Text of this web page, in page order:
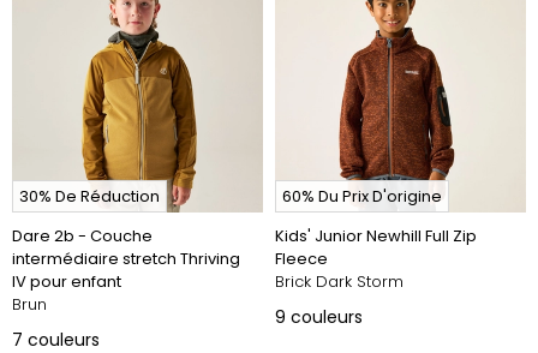
30% De Réduction
Dare 2b - Couche
intermédiaire stretch Thriving
IV pour enfant
Brun
7 couleurs
60% Du Prix D'origine
Kids' Junior Newhill Full Zip
Fleece
Brick Dark Storm
9 couleurs